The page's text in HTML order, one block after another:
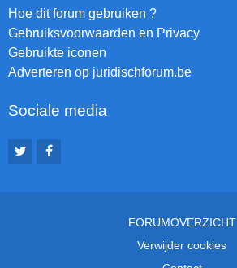
Hoe dit forum gebruiken ?
Gebruiksvoorwaarden en Privacy
Gebruikte iconen
Adverteren op juridischforum.be
Sociale media
FORUMOVERZICHT
Verwijder cookies